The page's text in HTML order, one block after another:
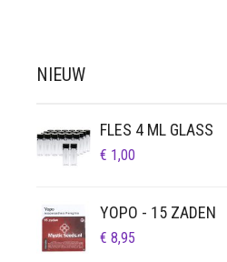
NIEUW
FLES 4 ML GLASS
€ 1,00
YOPO - 15 ZADEN
€ 8,95